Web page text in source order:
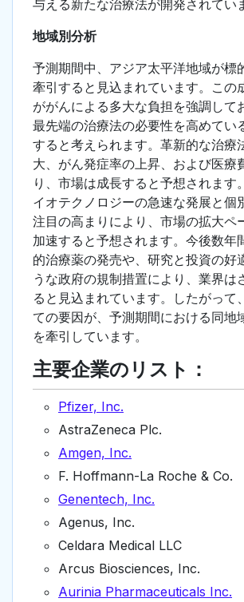
与える新たな治療法が開発されてい
地域別分析
予測期間中、アジア太平洋地域が標
牽引すると見込まれています。この
ががんによる多大な負担を強調して
最先端の治療法の必要性を高めてい
すると考えられます。革新的な治療
大、がん発症率の上昇、および医療
り、市場は成長すると予想されます
イオテクノロジーの急速な発展と個
注目の高まりにより、市場の拡大ペ
加速すると予想されます。今後数年
的治療薬の発売や、研究と投資の好
うな政府の規制措置により、業界は
ると見込まれています。したがって
ての要因が、予測期間における同地
を牽引しています。
主要企業のリスト：
Pfizer, Inc.
AstraZeneca Plc.
Amgen, Inc.
F. Hoffmann-La Roche & Co.
Genentech, Inc.
Agenus, Inc.
Celdara Medical LLC
Arcus Biosciences, Inc.
Aurinia Pharmaceuticals Inc.